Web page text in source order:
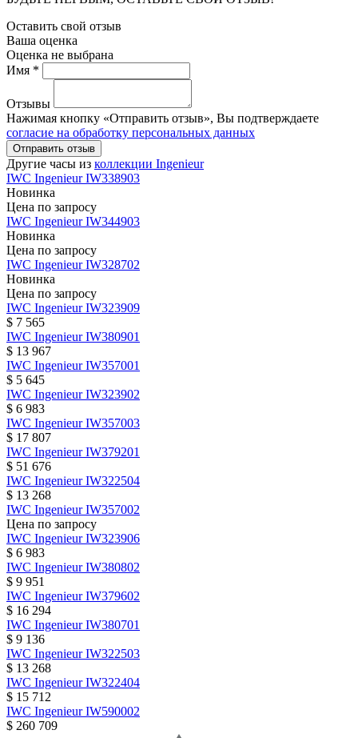
Оставить свой отзыв
Ваша оценка
Оценка не выбрана
Имя *
Отзывы
Нажимая кнопку «Отправить отзыв», Вы подтверждаете
согласие на обработку персональных данных
Отправить отзыв
Другие часы из коллекции Ingenieur
IWC IngenieurIW338903
Новинка
Цена по запросу
IWC IngenieurIW344903
Новинка
Цена по запросу
IWC IngenieurIW328702
Новинка
Цена по запросу
IWC IngenieurIW323909
$ 7 565
IWC IngenieurIW380901
$ 13 967
IWC IngenieurIW357001
$ 5 645
IWC IngenieurIW323902
$ 6 983
IWC IngenieurIW357003
$ 17 807
IWC IngenieurIW379201
$ 51 676
IWC IngenieurIW322504
$ 13 268
IWC IngenieurIW357002
Цена по запросу
IWC IngenieurIW323906
$ 6 983
IWC IngenieurIW380802
$ 9 951
IWC IngenieurIW379602
$ 16 294
IWC IngenieurIW380701
$ 9 136
IWC IngenieurIW322503
$ 13 268
IWC IngenieurIW322404
$ 15 712
IWC IngenieurIW590002
$ 260 709